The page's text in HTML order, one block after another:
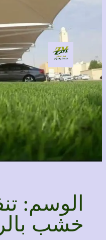
الوسم:
خشب